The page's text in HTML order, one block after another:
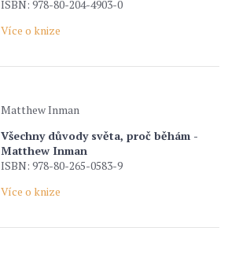
ISBN: 978-80-204-4903-0
Více o knize
Matthew Inman
Všechny důvody světa, proč běhám -
Matthew Inman
ISBN: 978-80-265-0583-9
Více o knize